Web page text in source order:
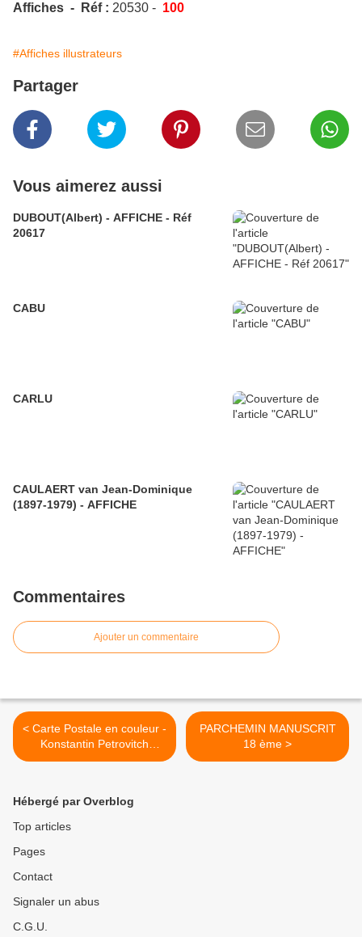
Affiches - Réf : 20530 - 100
#Affiches illustrateurs
Partager
Vous aimerez aussi
DUBOUT(Albert) - AFFICHE - Réf
20617
CABU
CARLU
CAULAERT van Jean-Dominique
(1897-1979) - AFFICHE
Commentaires
Ajouter un commentaire
< Carte Postale en couleur -
Konstantin Petrovitch
Feoktistov
PARCHEMIN MANUSCRIT
18 ème >
Hébergé par Overblog
Top articles
Pages
Contact
Signaler un abus
C.G.U.